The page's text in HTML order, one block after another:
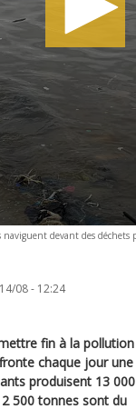
naviguent devant des
14/08 - 12:24
fin à la pollution
chaque jour une
produisent 13 000
500 tonnes sont du